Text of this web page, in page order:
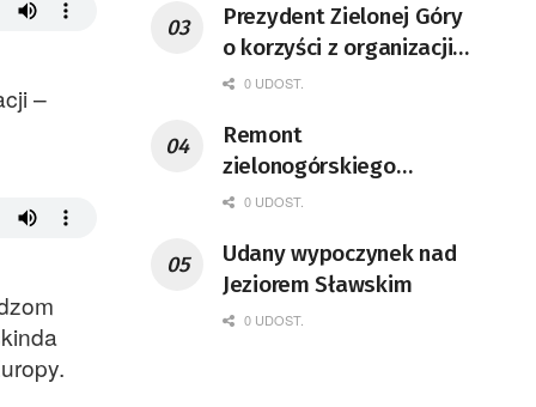
–
Prezydent Zielonej Góry
o korzyści z organizacji
mety Tour de Pologne
0 UDOST.
Remont
zielonogórskiego
deptaka zgodnie z
0 UDOST.
Udany wypoczynek nad
Jeziorem Sławskim
0 UDOST.